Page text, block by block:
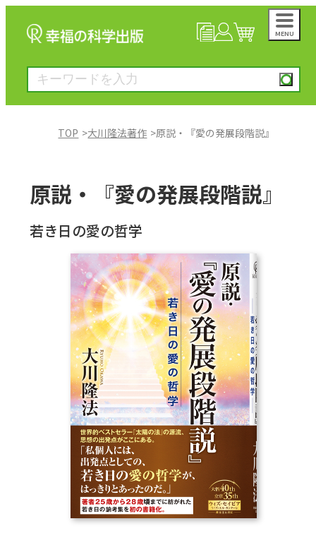
MENU
絵本
雑誌
CD
DVD・ブルーレイ
雑貨
外国語
TOP 大川隆法著作 原説・『愛の発展段階説』
原説・『愛の発展段階説』
若き日の愛の哲学